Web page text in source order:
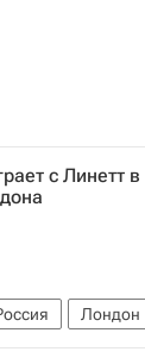
с Линетт в
Лондон
Магда